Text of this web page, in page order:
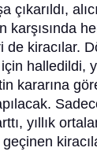
çıkarıldı,
karşısında
de kiracılar.
halledildi,
kararına
yıllık